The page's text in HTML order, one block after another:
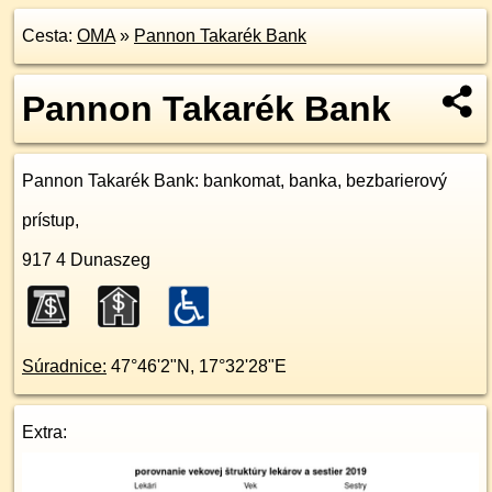
Cesta: OMA» Pannon Takarék Bank
Pannon Takarék Bank
Pannon Takarék Bank: bankomat, banka, bezbarierový
prístup,
917 4 Dunaszeg
Súradnice: 47°46'2"N , 17°32'28"E
Extra: